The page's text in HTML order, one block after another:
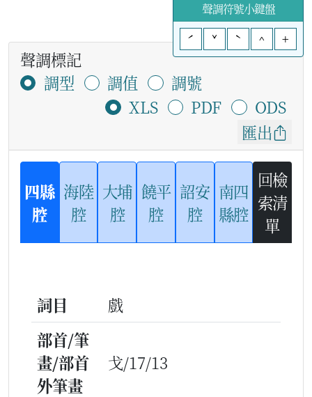
聲調符號小鍵盤
ˊ
ˇ ˋ ^ +
聲調標記
調型
調值
調號
XLS
PDF
ODS
匯出
四縣
腔
海陸
腔
大埔
腔
饒平
腔
詔安
腔
南四
縣腔
回檢
索清
單
詞目
戲
部首/筆
畫/部首
外筆畫
戈/17/13